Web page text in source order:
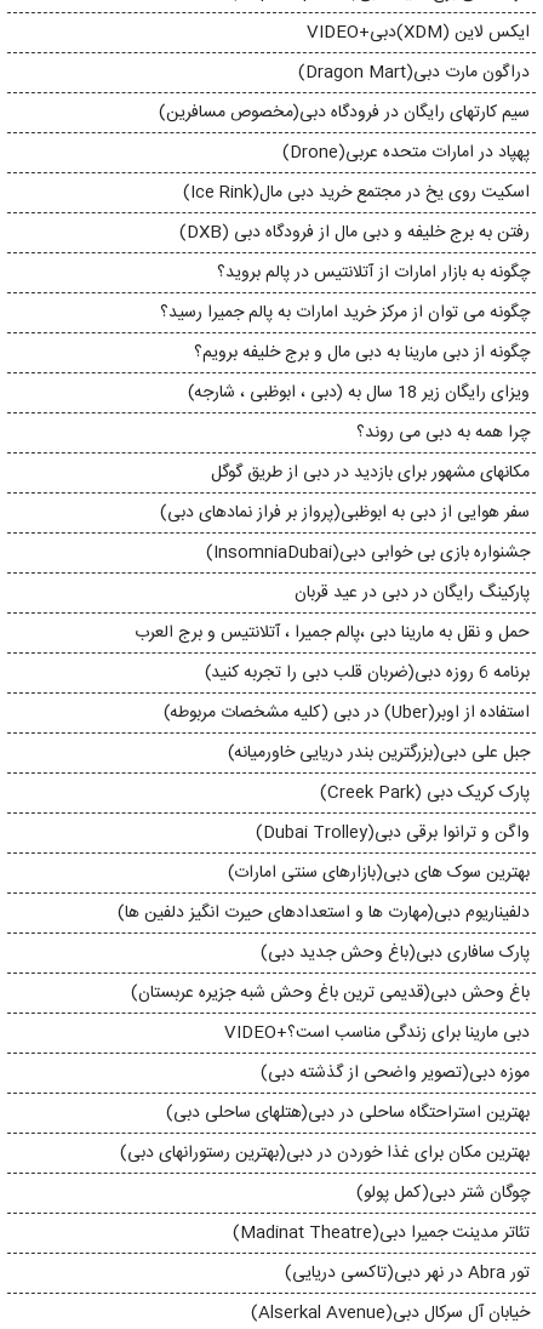
ایکس لاین (XDM)دبی+VIDEO
دراگون مارت دبی(Dragon Mart)
سیم کارتهای رایگان در فرودگاه دبی(مخصوص مسافرین)
پهپاد در امارات متحده عربی(Drone)
اسکیت روی یخ در مجتمع خرید دبی مال(Ice Rink)
رفتن به برج خلیفه و دبی مال از فرودگاه دبی (DXB)
چگونه به بازار امارات از آتلانتیس در پالم بروید؟
چگونه می توان از مرکز خرید امارات به پالم جمیرا رسید؟
چگونه از دبی مارینا به دبی مال و برج خلیفه برویم؟
ویزای رایگان زیر 18 سال به (دبی ، ابوظبی ، شارجه)
​​چرا همه به دبی می روند؟
مکانهای مشهور برای بازدید در دبی از طریق گوگل
سفر هوایی از دبی به ابوظبی(پرواز بر فراز نمادهای دبی)
جشنواره بازی بی خوابی دبی(InsomniaDubai)
پارکینگ رایگان در دبی در عید قربان
حمل و نقل به مارینا دبی ،پالم جمیرا ، آتلانتیس و برج العرب
برنامه 6 روزه دبی(ضربان قلب دبی را تجربه کنید)
استفاده از اوبر(Uber) در دبی (کلیه مشخصات مربوطه)
جبل علی دبی(بزرگترین بندر دریایی خاورمیانه)
پارک کریک دبی (Creek Park)
واگن و ترانوا برقی دبی(Dubai Trolley)
بهترین سوک های دبی(بازارهای سنتی امارات)
دلفیناریوم دبی(مهارت ها و استعدادهای حیرت انگیز دلفین ها)
پارک سافاری دبی(باغ وحش جدید دبی)
باغ وحش دبی(قدیمی ترین باغ وحش شبه جزیره عربستان)
دبی مارینا برای زندگی مناسب است؟+VIDEO
موزه دبی(تصویر واضحی از گذشته دبی)
بهترین استراحتگاه ساحلی در دبی(هتلهای ساحلی دبی)
بهترین مکان برای غذا خوردن در دبی(بهترین رستورانهای دبی)
چوگان شتر دبی(کمل پولو)
تئاتر مدینت جمیرا دبی(Madinat Theatre)
تور Abra در نهر دبی(تاکسی دریایی)
خیابان آل سرکال دبی(Alserkal Avenue)